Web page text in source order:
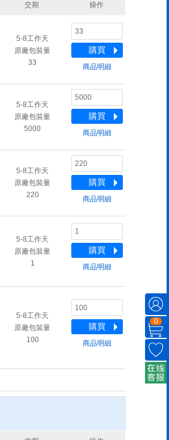
交期 操作
5-8工作天
原廠包裝量
33
購買
商品明細
5-8工作天
原廠包裝量
5000
購買
商品明細
5-8工作天
原廠包裝量
220
購買
商品明細
5-8工作天
原廠包裝量
1
購買
商品明細
5-8工作天
原廠包裝量
100
購買
商品明細
0